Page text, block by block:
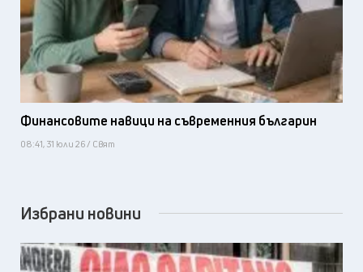
Финансовите навици на съвременния българин
08:41, 31 юли 26 / Свят
Избрани новини